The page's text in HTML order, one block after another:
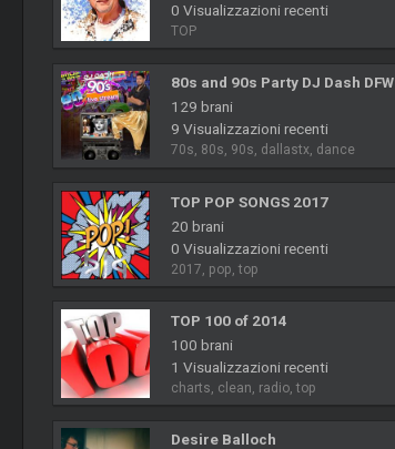
0 Visualizzazioni recenti
TOP
80s and 90s Party DJ Dash DFW
129 brani
9 Visualizzazioni recenti
70s, 80s, 90s, dallastx, dance
TOP POP SONGS 2017
20 brani
0 Visualizzazioni recenti
2017, pop, top
TOP 100 of 2014
100 brani
1 Visualizzazioni recenti
charts, clean, radio, top
Desire Balloch